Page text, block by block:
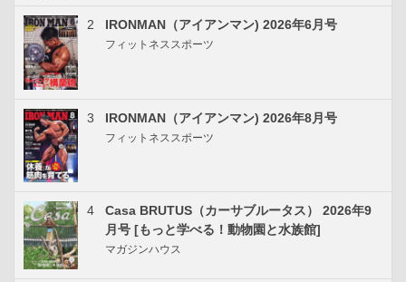
2 IRONMAN（アイアンマン) 2026年6月号
フィットネススポーツ
3 IRONMAN（アイアンマン) 2026年8月号
フィットネススポーツ
4
Casa BRUTUS（カーサブルータス） 2026年9
月号 [もっと学べる！動物園と水族館]
マガジンハウス